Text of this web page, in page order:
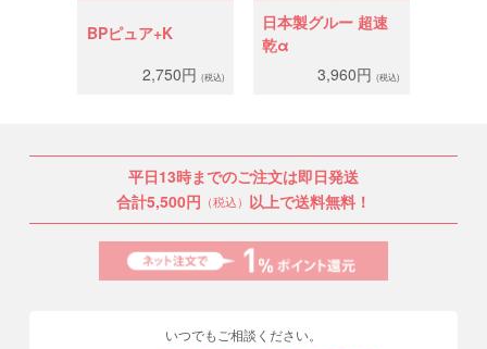
BPピュア+K
2,750円 (税込)
日本製グルー 超速
乾α
3,960円(税込)
平日13時までのご注文は即日発送
合計5,500円 （税込） 以上で送料無料！
いつでもご相談ください。